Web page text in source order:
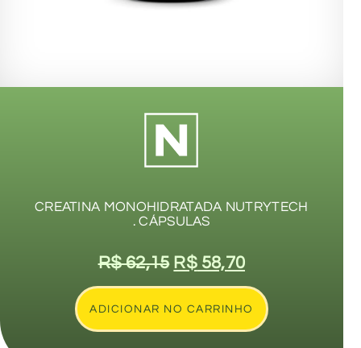
CREATINA MONOHIDRATADA NUTRYTECH
. CÁPSULAS
R$62,15 R$58,70
ADICIONAR NO CARRINHO